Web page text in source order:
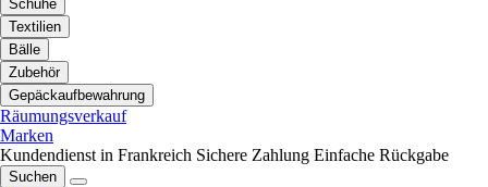
Schuhe
Textilien
Bälle
Zubehör
Gepäckaufbewahrung
Räumungsverkauf
Marken
Kundendienst in Frankreich Sichere Zahlung Einfache Rückgabe
Suchen